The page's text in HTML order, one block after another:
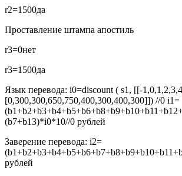
r2=1500да
Проставление штампа апостиль
r3=0нет
r3=1500да
Язык перевода: i0=discount ( s1, [[-
[0,300,300,650,750,400,300,400,300]]) //0 i1=
(b7+b13)*i0*10//0 рублей
Заверение перевода: i2=
рублей